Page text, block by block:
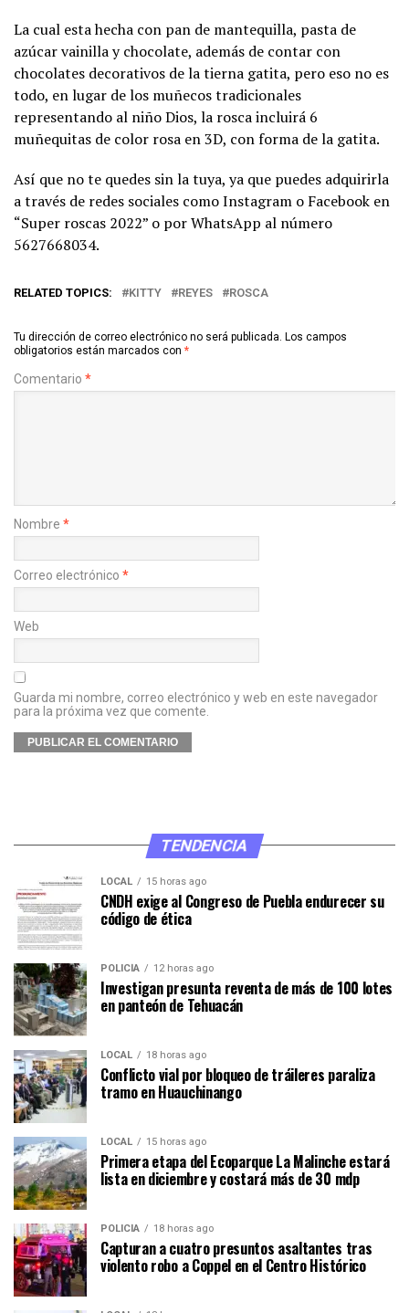
La cual esta hecha con pan de mantequilla, pasta de
azúcar vainilla y chocolate, además de contar con
chocolates decorativos de la tierna gatita, pero eso no es
todo, en lugar de los muñecos tradicionales
representando al niño Dios, la rosca incluirá 6
muñequitas de color rosa en 3D, con forma de la gatita.
Así que no te quedes sin la tuya, ya que puedes adquirirla
a través de redes sociales como Instagram o Facebook en
“Super roscas 2022” o por WhatsApp al número
5627668034.
RELATED TOPICS: KITTY REYES ROSCA
Tu dirección de correo electrónico no será publicada. Los campos
obligatorios están marcados con *
Comentario *
Nombre *
Correo electrónico *
Web
Guarda mi nombre, correo electrónico y web en este navegador
para la próxima vez que comente.
TENDENCIA
LOCAL 15 horas ago
CNDH exige al Congreso de Puebla endurecer su
código de ética
POLICÍA 12 horas ago
Investigan presunta reventa de más de 100 lotes
en panteón de Tehuacán
LOCAL 18 horas ago
Conflicto vial por bloqueo de tráileres paraliza
tramo en Huauchinango
LOCAL 15 horas ago
Primera etapa del Ecoparque La Malinche estará
lista en diciembre y costará más de 30 mdp
POLICÍA 18 horas ago
Capturan a cuatro presuntos asaltantes tras
violento robo a Coppel en el Centro Histórico